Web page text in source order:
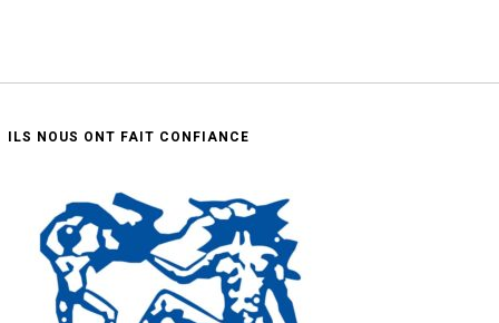
ILS NOUS ONT FAIT CONFIANCE